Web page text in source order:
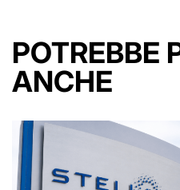
POTREBBE
ANCHE